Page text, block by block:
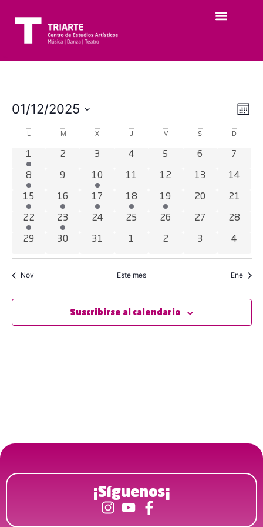
de
Mes
01/12/2025
Calendario
de
Eventos
L M X J V S D
1 evento
1 0 eventos
2 0 eventos
3 0 eventos
4 0 eventos
5 0 eventos
6 0
7
1 evento
8 0 eventos
9 2 eventos
10 0 eventos
11 0 eventos
12 0 eventos
13 0
14
2 eventos
15 2 eventos
16 2 eventos
17 1 evento
18 2 eventos
19 0 eventos
20 0
21
1 evento
22 1 evento
23 0 eventos
24 0 eventos
25 0 eventos
26 0 eventos
27 0
28
0 eventos
29 0 eventos
30 0 eventos
31 0 eventos
1 0 eventos
2 0 eventos
3 0
4
Nov Este mes Ene
Suscribirse al calendario
¡Síguenos¡